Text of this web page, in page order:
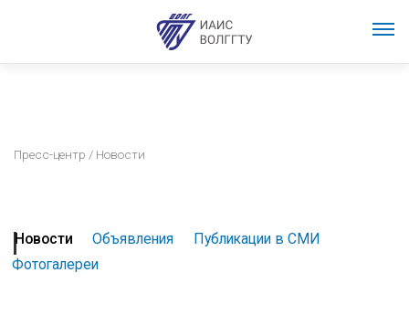
Пресс-центр / Новости
Новости Объявления
Публикации в СМИ
Фотогалереи